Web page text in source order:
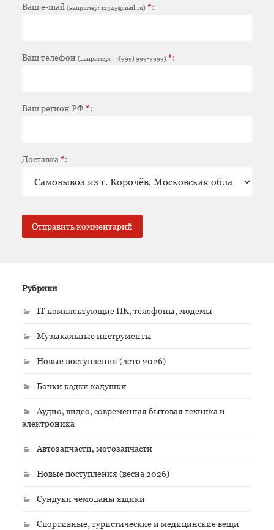
Ваш e-mail (например: 12345@mail.ru) *:
Ваш телефон (например: +7(999) 999-9999) *:
Ваш регион РФ*:
Доставка *:
Рубрики
IT комплектующие ПК, телефоны, модемы
Музыкальные инструменты
Новые поступления (лето 2026)
Бочки кадки кадушки
Аудио, видео, современная бытовая техника и
электроника
Автозапчасти, мотозапчасти
Новые поступления (весна 2026)
Сундуки чемоданы ящики
Спортивные, туристические и медицинские вещи